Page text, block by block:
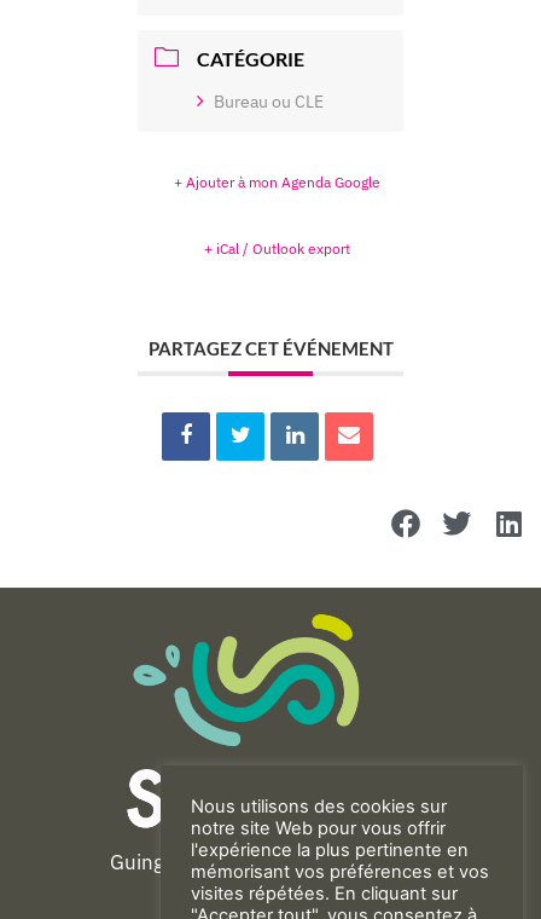
CATÉGORIE
Bureau ou CLE
+ Ajouter à mon Agenda Google
+ iCal / Outlook export
PARTAGEZ CET ÉVÉNEMENT
Guingamp-Paimpol Agglomération
11 rue de la Trinité
Nous utilisons des cookies sur
notre site Web pour vous offrir
l'expérience la plus pertinente en
mémorisant vos préférences et vos
visites répétées. En cliquant sur